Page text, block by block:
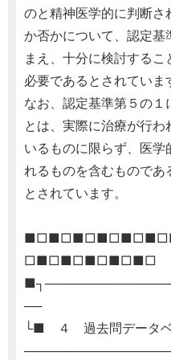
のと精神医学的に判断さ
か否かについて、認定基
まえ、十分に検討するこ
必要であるとされていま
なお、認定基準第５の１
とは、実際に治療が行わ
いるものに限らず、医学
れるものを含むものであ
とされています。
□■□■□■□■□■□
──
└■ ４ 過去問データ